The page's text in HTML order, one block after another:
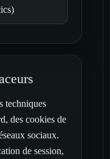
techniques
des cookies de
sociaux.
de session,